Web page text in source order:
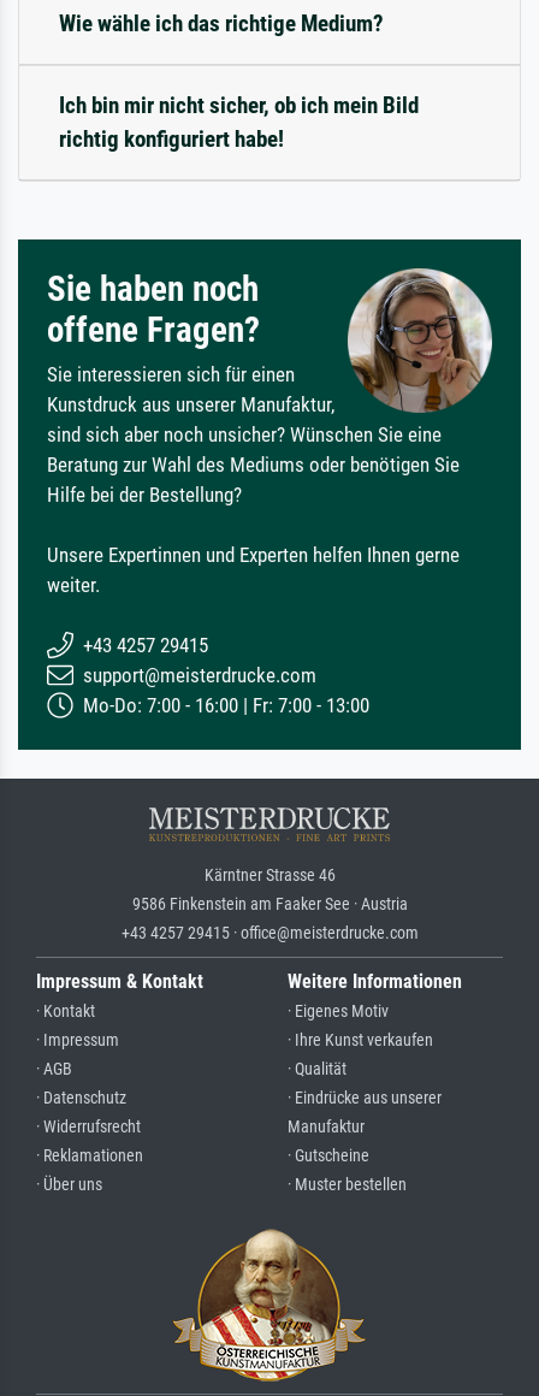
Wie wähle ich das richtige Medium?
Ich bin mir nicht sicher, ob ich mein Bild
richtig konfiguriert habe!
Sie haben noch
offene Fragen?
Sie interessieren sich für einen
Kunstdruck aus unserer Manufaktur,
sind sich aber noch unsicher? Wünschen Sie eine
Beratung zur Wahl des Mediums oder benötigen Sie
Hilfe bei der Bestellung?
Unsere Expertinnen und Experten helfen Ihnen gerne
weiter.
+43 4257 29415
support@meisterdrucke.com
Mo-Do: 7:00 - 16:00 | Fr: 7:00 - 13:00
Kärntner Strasse 46
9586 Finkenstein am Faaker See · Austria
+43 4257 29415 · office@meisterdrucke.com
Impressum & Kontakt
· Kontakt
· Impressum
· AGB
· Datenschutz
· Widerrufsrecht
· Reklamationen
· Über uns
Weitere Informationen
· Eigenes Motiv
· Ihre Kunst verkaufen
· Qualität
· Eindrücke aus unserer
Manufaktur
· Gutscheine
· Muster bestellen